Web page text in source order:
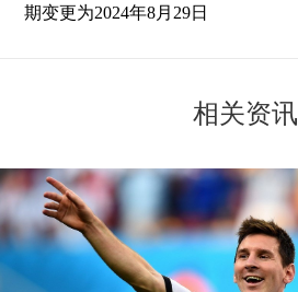
期变更为2024年8月29日
相关资讯